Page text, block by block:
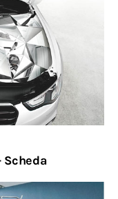
Scheda